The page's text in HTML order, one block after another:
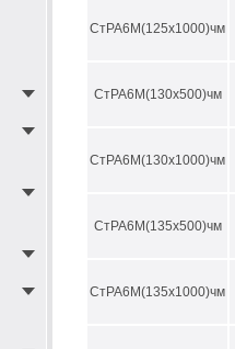
СтРА6М(125х1000)чм
СтРА6М(130х500)чм
СтРА6М(130х1000)чм
СтРА6М(135х500)чм
СтРА6М(135х1000)чм